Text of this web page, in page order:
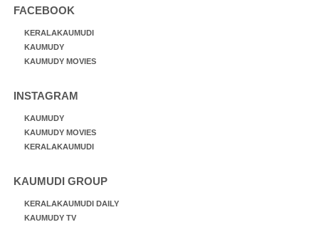
FACEBOOK
KERALAKAUMUDI
KAUMUDY
KAUMUDY MOVIES
INSTAGRAM
KAUMUDY
KAUMUDY MOVIES
KERALAKAUMUDI
KAUMUDI GROUP
KERALAKAUMUDI DAILY
KAUMUDY TV